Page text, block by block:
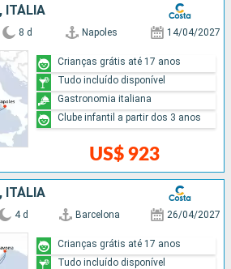
ITÁLIA
8 d Napoles 14/04/2027
US$ 923
Crianças grátis até 17 anos
Tudo incluído disponível
Gastronomia italiana
Clube infantil a partir dos 3 anos
ITÁLIA
4 d Barcelona 26/04/2027
Crianças grátis até 17 anos
Tudo incluído disponível